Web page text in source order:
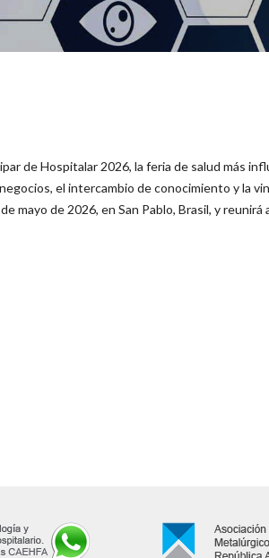
de Hospitalar 2026, la feria de salud más
el intercambio de conocimiento y la
mayo de 2026, en San Pablo, Brasil, y reunirá